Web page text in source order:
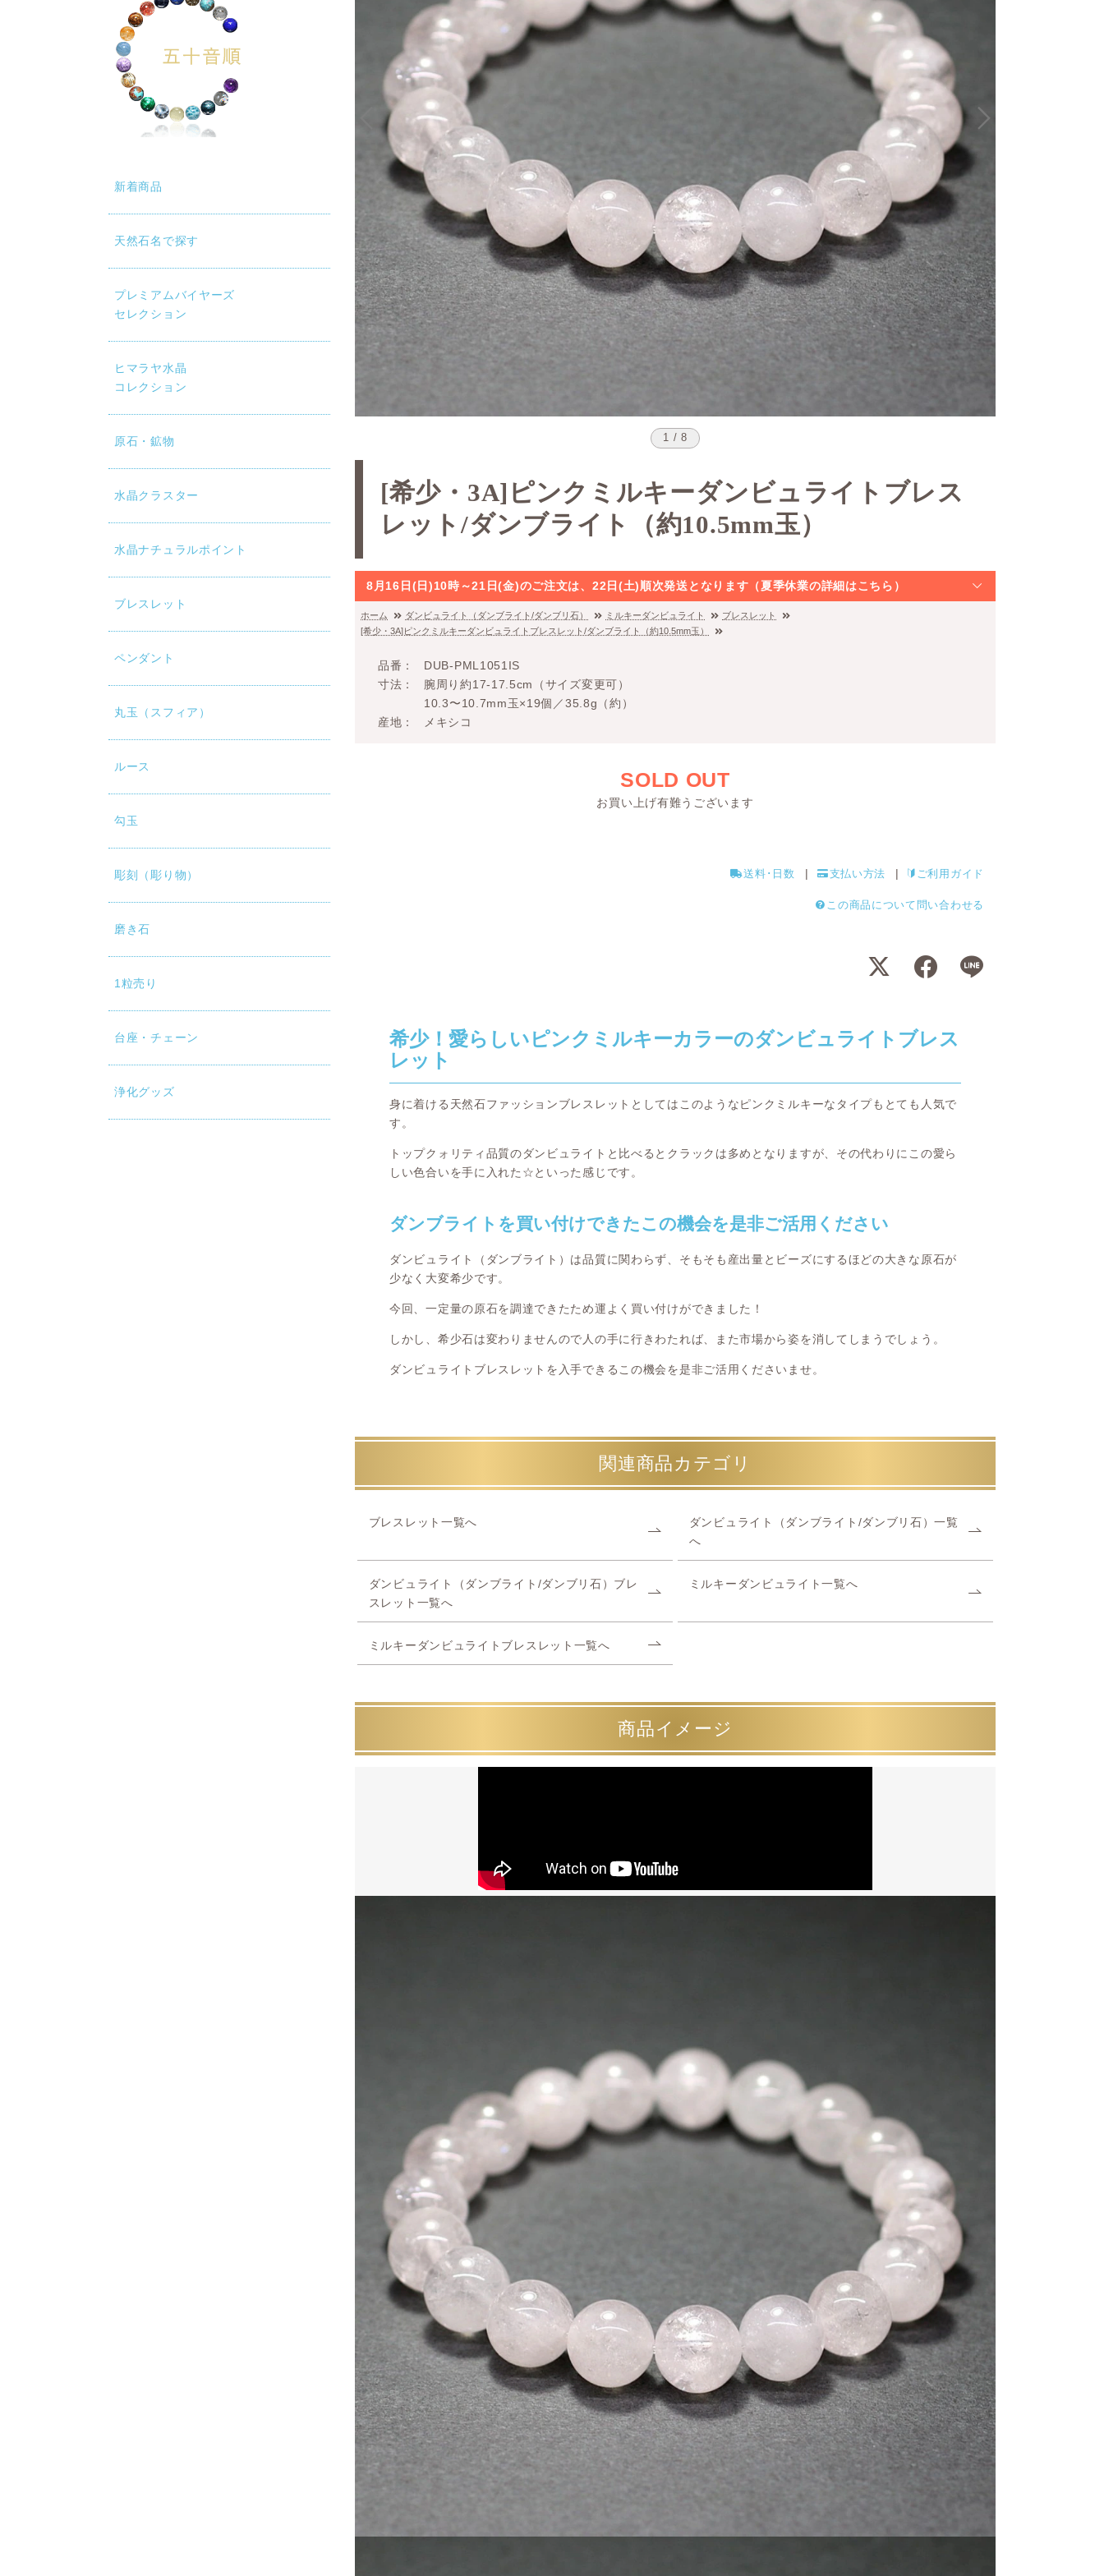
新着商品
天然石名で探す
プレミアムバイヤーズ
セレクション
ヒマラヤ水晶
コレクション
原石・鉱物
水晶クラスター
水晶ナチュラルポイント
ブレスレット
ペンダント
丸玉（スフィア）
ルース
勾玉
彫刻（彫り物）
磨き石
1粒売り
台座・チェーン
浄化グッズ
生時に画質が低い場合は、設定（⚙）から「1080p HD」
1 / 8
[希少・3A]ピンクミルキーダンビュライトブレス
レット/ダンブライト（約10.5mm玉）
8月16日(日)10時～21日(金)のご注文は、22日(土)順次発送となります（夏季休業の詳細はこちら）
ホーム ダンビュライト（ダンブライト/ダンブリ石） ミルキーダンビュライト
ブレスレット
[希少・3A]ピンクミルキーダンビュライトブレスレット/ダンブライト（約10.5mm玉）
品番
DUB-PML1051IS
寸法
腕周り約17-17.5cm（サイズ変更可）
10.3〜10.7mm玉×19個／35.8g（約）
産地
メキシコ
SOLD OUT
お買い上げ有難うございます
送料･日数 支払い方法 ご利用ガイド
この商品について問い合わせる
希少！愛らしいピンクミルキーカラーのダンビュライトブレス
レット
身に着ける天然石ファッションブレスレットとしてはこのようなピンクミルキーなタイプもとても人気で
す。
トップクォリティ品質のダンビュライトと比べるとクラックは多めとなりますが、その代わりにこの愛ら
しい色合いを手に入れた☆といった感じです。
ダンブライトを買い付けできたこの機会を是非ご活用ください
ダンビュライト（ダンブライト）は品質に関わらず、そもそも産出量とビーズにするほどの大きな原石が
少なく大変希少です。
今回、一定量の原石を調達できたため運よく買い付けができました！
しかし、希少石は変わりませんので人の手に行きわたれば、また市場から姿を消してしまうでしょう。
ダンビュライトブレスレットを入手できるこの機会を是非ご活用くださいませ。
関連商品カテゴリ
ブレスレット一覧へ
ダンビュライト（ダンブライト/ダンブリ石）一覧
へ
ダンビュライト（ダンブライト/ダンブリ石）ブレ
スレット一覧へ
ミルキーダンビュライト一覧へ
ミルキーダンビュライトブレスレット一覧へ
商品イメージ